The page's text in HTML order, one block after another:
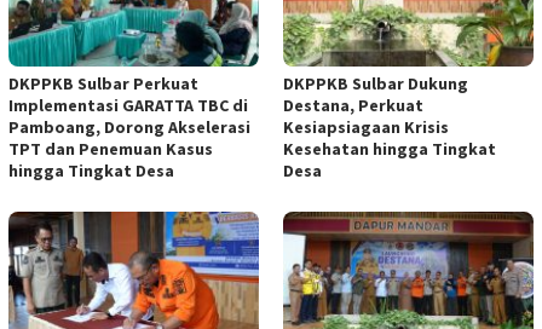
DKPPKB Sulbar Perkuat
Implementasi GARATTA TBC di
Pamboang, Dorong Akselerasi
TPT dan Penemuan Kasus
hingga Tingkat Desa
DKPPKB Sulbar Dukung
Destana, Perkuat
Kesiapsiagaan Krisis
Kesehatan hingga Tingkat
Desa